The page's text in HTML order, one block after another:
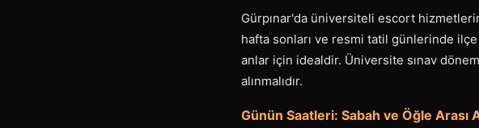
Gürpınar'da üniversiteli escort
hafta sonları ve resmi tatil günlerinde
anlar için idealdir. Üniversite sınav
alınmalıdır.
Günün Saatleri: Sabah ve Öğle Arası